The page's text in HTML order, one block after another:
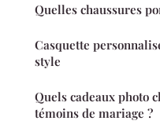
Quelles chaussures
Casquette
style
Quels cadeaux photo
témoins de mariage ?